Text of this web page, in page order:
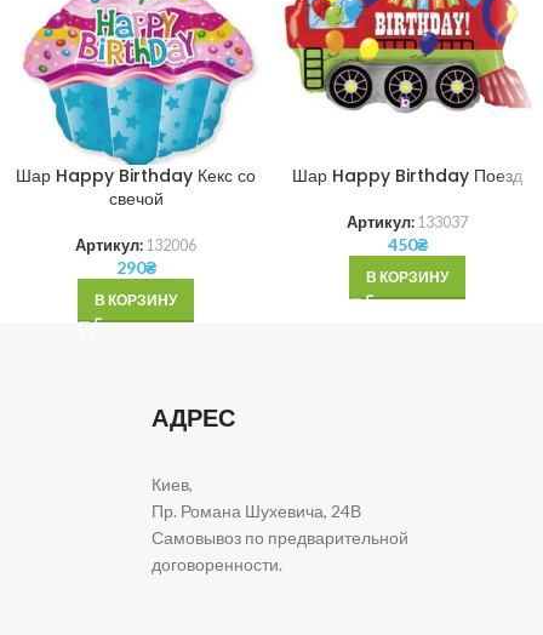
Шар Happy Birthday Кекс со
свечой
Артикул: 132006
290₴
В КОРЗИНУ
Шар Happy Birthday Поезд
Артикул: 133037
450₴
В КОРЗИНУ
АДРЕС
Киев,
Пр. Романа Шухевича, 24В
Самовывоз по предварительной
договоренности.